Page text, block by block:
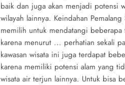
baik dan juga akan menjadi potensi
wilayah lainnya. Keindahan
memilih untuk mendatangi
karena menurut ... perhatian sekali
kawasan wisata ini juga terdapat
karena memiliki potensi alam yang
wisata air terjun lainnya. Untuk bisa